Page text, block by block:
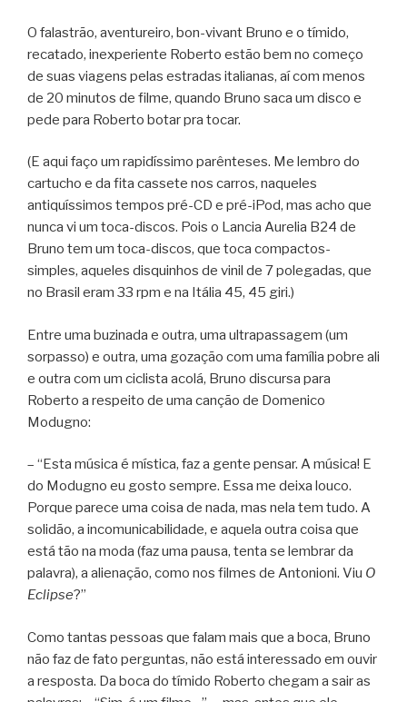
O falastrão, aventureiro, bon-vivant Bruno e o tímido,
recatado, inexperiente Roberto estão bem no começo
de suas viagens pelas estradas italianas, aí com menos
de 20 minutos de filme, quando Bruno saca um disco e
pede para Roberto botar pra tocar.
(E aqui faço um rapidíssimo parênteses. Me lembro do
cartucho e da fita cassete nos carros, naqueles
antiquíssimos tempos pré-CD e pré-iPod, mas acho que
nunca vi um toca-discos. Pois o Lancia Aurelia B24 de
Bruno tem um toca-discos, que toca compactos-
simples, aqueles disquinhos de vinil de 7 polegadas, que
no Brasil eram 33 rpm e na Itália 45, 45 giri.)
Entre uma buzinada e outra, uma ultrapassagem (um
sorpasso) e outra, uma gozação com uma família pobre ali
e outra com um ciclista acolá, Bruno discursa para
Roberto a respeito de uma canção de Domenico
Modugno:
– “Esta música é mística, faz a gente pensar. A música! E
do Modugno eu gosto sempre. Essa me deixa louco.
Porque parece uma coisa de nada, mas nela tem tudo. A
solidão, a incomunicabilidade, e aquela outra coisa que
está tão na moda (faz uma pausa, tenta se lembrar da
palavra), a alienação, como nos filmes de Antonioni. Viu O
Eclipse?”
Como tantas pessoas que falam mais que a boca, Bruno
não faz de fato perguntas, não está interessado em ouvir
a resposta. Da boca do tímido Roberto chegam a sair as